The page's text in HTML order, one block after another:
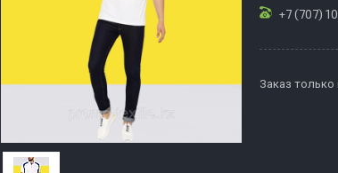
+7 (707)
Заказ